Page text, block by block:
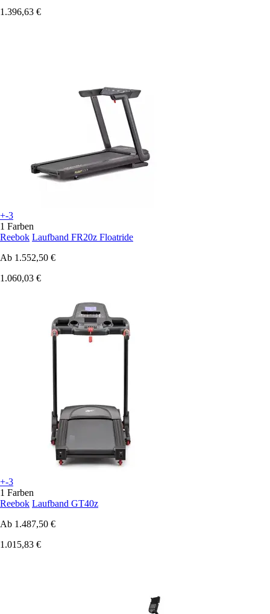
1.396,63 €
+-3
1 Farben
Reebok Laufband FR20z Floatride
Ab 1.552,50 €
1.060,03 €
+-3
1 Farben
Reebok Laufband GT40z
Ab 1.487,50 €
1.015,83 €